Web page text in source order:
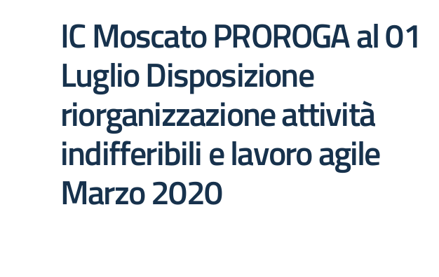
IC Moscato PROROGA al 01
Luglio Disposizione
riorganizzazione attività
indifferibili e lavoro agile
Marzo 2020